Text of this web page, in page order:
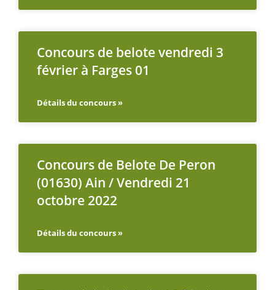
Concours de belote vendredi 3
février à Farges 01
Détails du concours »
Concours de Belote De Peron
(01630) Ain / Vendredi 21
octobre 2022
Détails du concours »